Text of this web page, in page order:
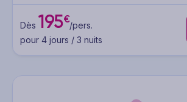
Dès 195€/pers.
pour 4 jours / 3 nuits